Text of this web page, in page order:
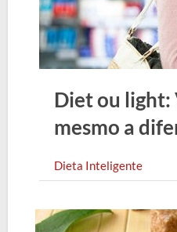
Diet ou light:
mesmo a
Dieta Inteligente